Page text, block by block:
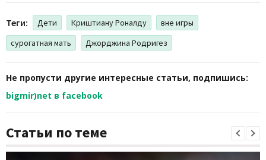
Теги: Дети Криштиану Роналду
вне игры
сурогатная мать
Джорджина Родригез
Не пропусти другие интересные статьи, подпишись:
bigmir)net в facebook
Статьи по теме